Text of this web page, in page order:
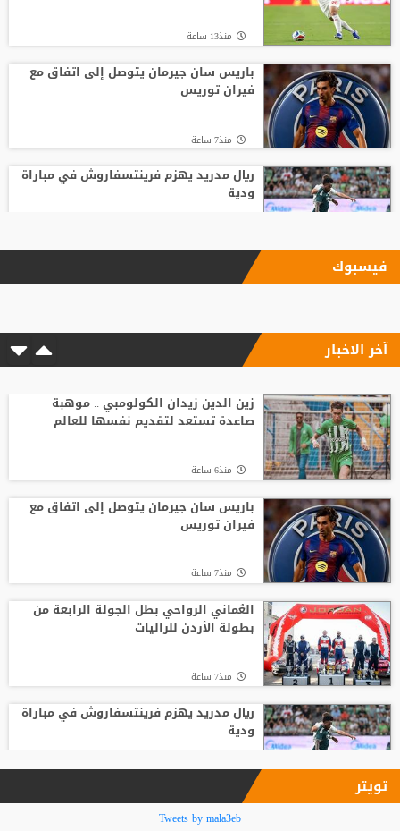
منذ13 ساعة
باريس سان جيرمان يتوصل إلى اتفاق مع
فيران توريس
منذ7 ساعة
ريال مدريد يهزم فرينتسفاروش في مباراة
ودية
ليفربول يحسم صفقة أراخو لاعب برشلونة
على أزمة ألفاريز
انطلاق منافسات بطولة الحسن الدولية
العاشرة للتايكواندو
لوكا زيدان يودع غرناطة ويوقع لناد إسباني
جديد
فيسبوك
آخر الاخبار
زين الدين زيدان الكولومبي .. موهبة
صاعدة تستعد لتقديم نفسها للعالم
منذ6 ساعة
باريس سان جيرمان يتوصل إلى اتفاق مع
فيران توريس
منذ7 ساعة
العُماني الرواحي بطل الجولة الرابعة من
بطولة الأردن للراليات
منذ7 ساعة
ريال مدريد يهزم فرينتسفاروش في مباراة
ودية
تويتر
Tweets by mala3eb